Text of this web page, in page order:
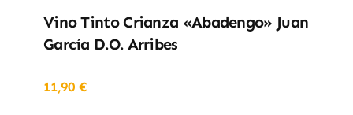
Vino Tinto Crianza «Abadengo» Juan
García D.O. Arribes
11,90 €